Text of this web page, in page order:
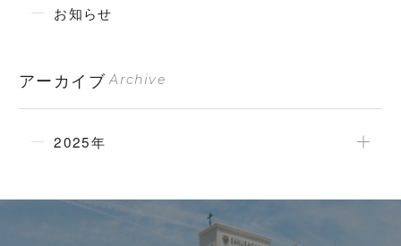
お知らせ
アーカイブ Archive
2025年